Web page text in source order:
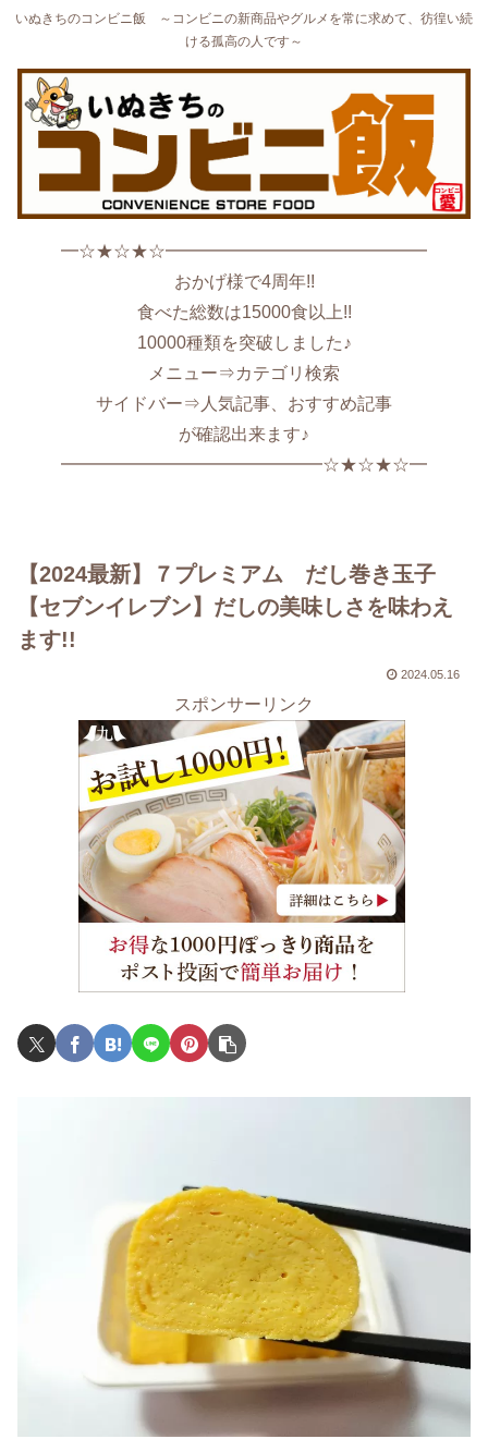
いぬきちのコンビニ飯 ～コンビニの新商品やグルメを常に求めて、彷徨い続
ける孤高の人です～
━☆★☆★☆━━━━━━━━━━━━━━━
おかげ様で4周年!!
食べた総数は15000食以上!!
10000種類を突破しました♪
メニュー⇒カテゴリ検索
サイドバー⇒人気記事、おすすめ記事
が確認出来ます♪
━━━━━━━━━━━━━━━☆★☆★☆━
【2024最新】７プレミアム だし巻き玉子
【セブンイレブン】だしの美味しさを味わえ
ます!!
2024.05.16
スポンサーリンク